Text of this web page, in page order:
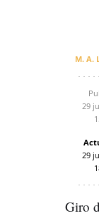
M. A.
29
29
Giro